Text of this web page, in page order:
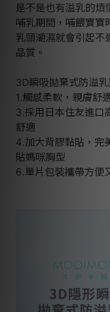
是不是也有溢乳的煩
哺乳期間，哺餵寶寶
乳頭潮濕就會引起不
品質。
3D瞬吸拋棄式防溢
1.觸感柔軟，親膚舒
3.採用日本住友進口
舒適
4.加大背膠黏貼，完
貼媽咪胸型
6.單片包裝攜帶方便